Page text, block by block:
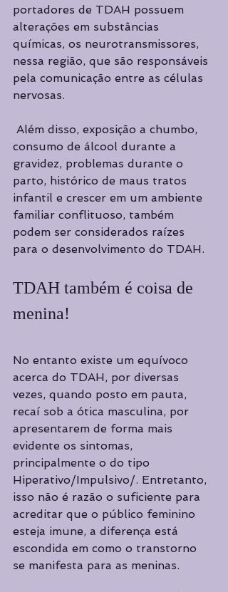
portadores de TDAH possuem
alterações em substâncias
químicas, os neurotransmissores,
nessa região, que são responsáveis
pela comunicação entre as células
nervosas.
consumo de álcool durante a
gravidez, problemas durante o
parto, histórico de maus tratos
infantil e crescer em um ambiente
familiar conflituoso, também
podem ser considerados raízes
para o desenvolvimento do TDAH.
TDAH também é coisa de
menina!
No entanto existe um equívoco
acerca do TDAH, por diversas
vezes, quando posto em pauta,
recaí sob a ótica masculina, por
apresentarem de forma mais
evidente os sintomas,
principalmente o do tipo
Hiperativo/Impulsivo/. Entretanto,
isso não é razão o suficiente para
acreditar que o público feminino
esteja imune, a diferença está
escondida em como o transtorno
se manifesta para as meninas.